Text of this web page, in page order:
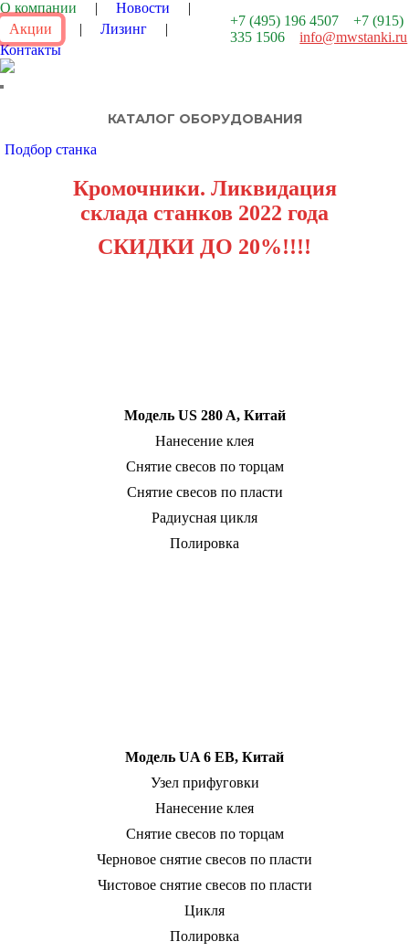
О компании | Новости |
Акции
| Лизинг |
Контакты
+7 (495) 196 4507
+7 (915)
335 1506
info@mwstanki.ru
КАТАЛОГ ОБОРУДОВАНИЯ
Подбор станка
Кромочники. Ликвидация
склада станков 2022 года
СКИДКИ ДО 20%!!!!
Модель US 280 A, Китай
Нанесение клея
Снятие свесов по торцам
Снятие свесов по пласти
Радиусная цикля
Полировка
Модель UA 6 EB, Китай
Узел прифуговки
Нанесение клея
Снятие свесов по торцам
Черновое снятие свесов по пласти
Чистовое снятие свесов по пласти
Цикля
Полировка